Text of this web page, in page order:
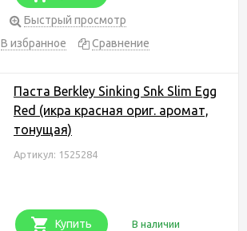
Быстрый просмотр
В избранное
Сравнение
Паста Berkley Sinking Snk Slim Egg
Red (икра красная ориг. аромат,
тонущая)
Артикул: 1525284
Купить В наличии